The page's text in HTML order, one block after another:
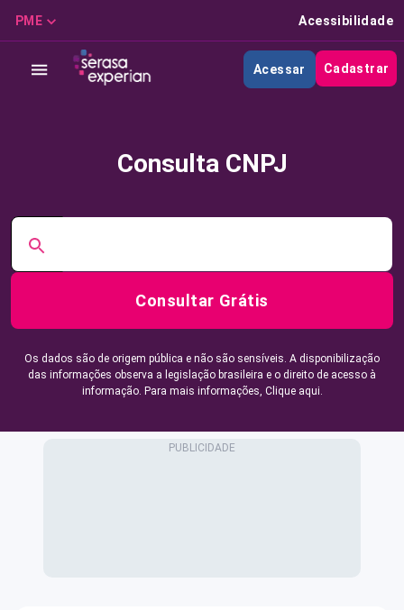
PME Acessibilidade
Acessar Cadastrar
Consulta CNPJ
Consultar Grátis
Os dados são de origem pública e não são sensíveis. A disponibilização
das informações observa a legislação brasileira e o direito de acesso à
informação. Para mais informações, Clique aqui.